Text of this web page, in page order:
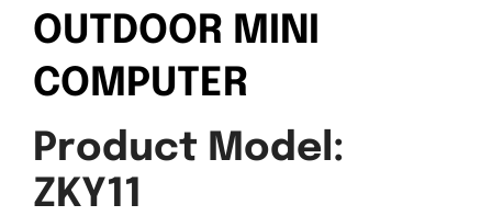
OUTDOOR MINI
COMPUTER
Product Model:
ZKY11